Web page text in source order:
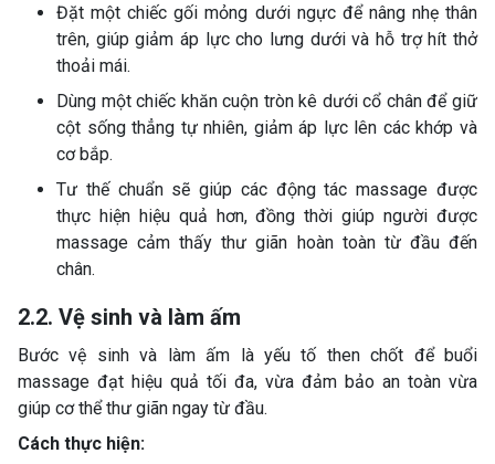
Đặt một chiếc gối mỏng dưới ngực để nâng nhẹ thân
trên, giúp giảm áp lực cho lưng dưới và hỗ trợ hít thở
thoải mái.
Dùng một chiếc khăn cuộn tròn kê dưới cổ chân để giữ
cột sống thẳng tự nhiên, giảm áp lực lên các khớp và
cơ bắp.
Tư thế chuẩn sẽ giúp các động tác massage được
thực hiện hiệu quả hơn, đồng thời giúp người được
massage cảm thấy thư giãn hoàn toàn từ đầu đến
chân.
2.2. Vệ sinh và làm ấm
Bước vệ sinh và làm ấm là yếu tố then chốt để buổi
massage đạt hiệu quả tối đa, vừa đảm bảo an toàn vừa
giúp cơ thể thư giãn ngay từ đầu.
Cách thực hiện: